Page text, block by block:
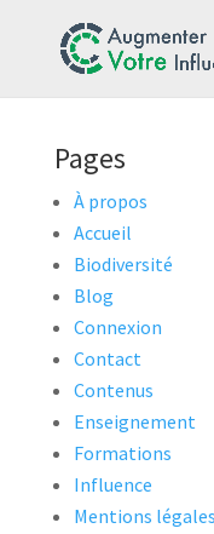
Pages
À propos
Accueil
Biodiversité
Blog
Connexion
Contact
Contenus
Enseignement
Formations
Influence
Mentions légales